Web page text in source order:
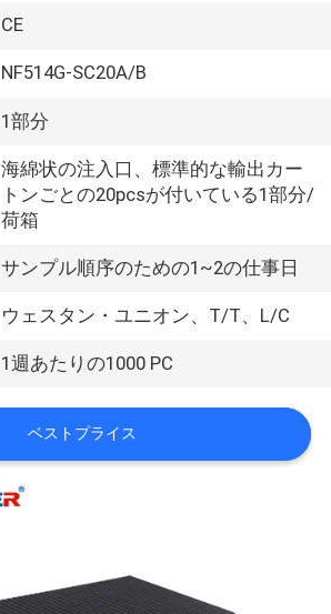
CE
NF514G-SC20A/B
1部分
海綿状の注入口、標準的な輸出カー
トンごとの20pcsが付いている1部分/
荷箱
サンプル順序のための1~2の仕事日
ウェスタン・ユニオン、T/T、L/C
1週あたりの1000 PC
ベストプライス